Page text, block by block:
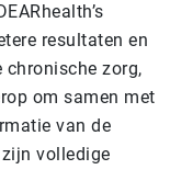
resultaten en
chronische zorg,
om samen met
van de
volledige